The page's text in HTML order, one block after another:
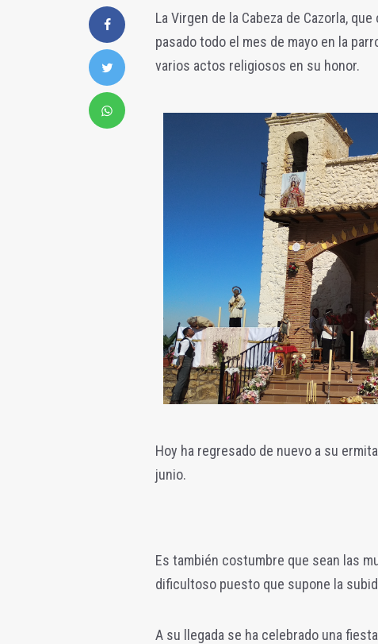
La Virgen de la Cabeza de Cazorla,
pasado todo el mes de mayo en la
varios actos religiosos en su honor.
Hoy ha regresado de nuevo a su
junio.
Es también costumbre que sean las
dificultoso puesto que supone la
A su llegada se ha celebrado una